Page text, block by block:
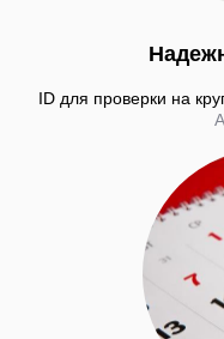
ID для проверки на